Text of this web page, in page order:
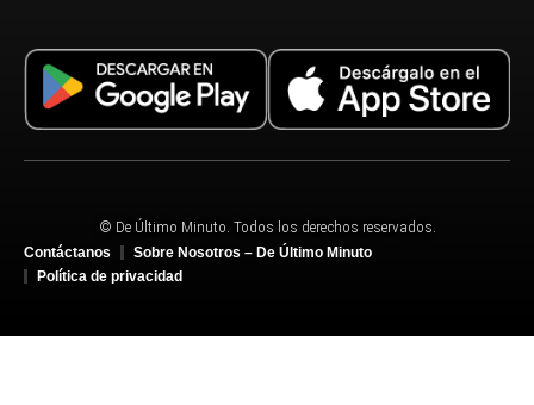
© De Último Minuto. Todos los derechos reservados.
Contáctanos
Sobre Nosotros – De Último Minuto
Política de privacidad